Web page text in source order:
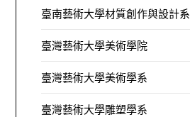
臺南藝術大學材質創作與設計系
臺灣藝術大學美術學院
臺灣藝術大學美術學系
臺灣藝術大學雕塑學系